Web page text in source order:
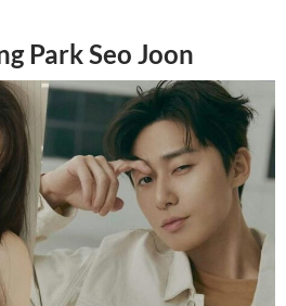
Park Seo Joon